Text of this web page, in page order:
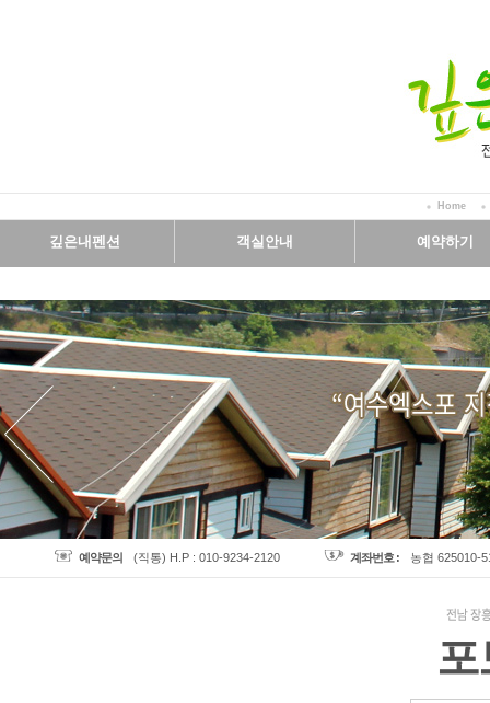
Home
깊은내펜션
시설보기
오시는길
객실안내 예약하기
실시간예약
예약문의 (직통) H.P : 010-9234-2120 계좌번호 : 농협 625010-